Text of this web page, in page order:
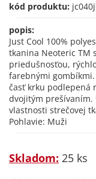
kód produktu:
popis:
Just Cool 100%
tkanina Neoteric TM
priedušnosťou,
farebnými
časť krku podlepená
dvojitým prešívaním.
vlastnosti strečovej
Pohlavie: Muži
Skladom: 25 ks